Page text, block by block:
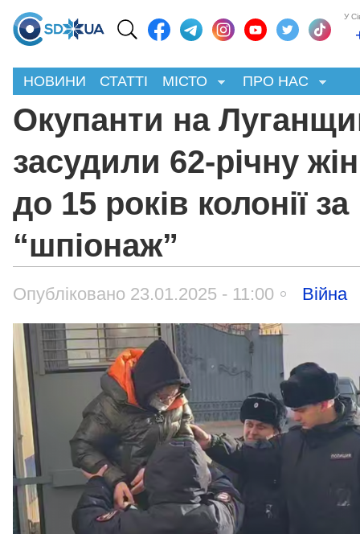
У
НОВИНИ СТАТТІ МІСТО ПРО НАС
Окупанти на
засудили 62-річну
до 15 років колонії за
“шпіонаж”
Опубліковано 23.01.2025 - 11:00 Війна